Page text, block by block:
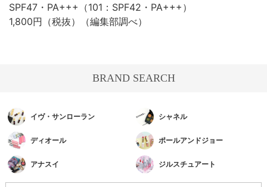
SPF47・PA+++（101：SPF42・PA+++）
1,800円（税抜）（編集部調べ）
BRAND SEARCH
イヴ・サンローラン シャネル
ディオール ポールアンドジョー
アナスイ ジルスチュアート